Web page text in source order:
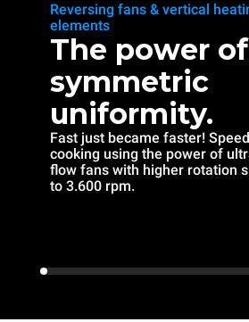
Reversing fans & vertical
elements
The power of
symmetric
uniformity.
Fast just became faster!
cooking using the power of
flow fans with higher rotation
to 3.600 rpm.